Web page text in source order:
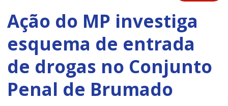
Ação do MP investiga
esquema de entrada
de drogas no Conjunto
Penal de Brumado